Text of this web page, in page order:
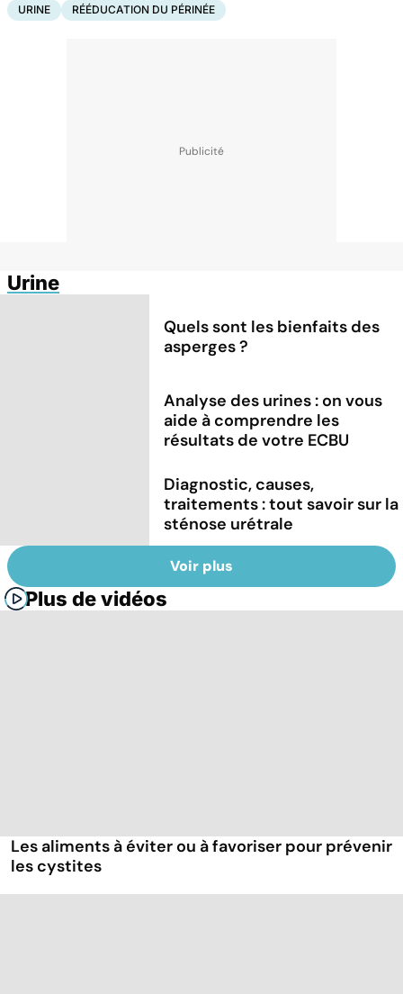
URINE RÉÉDUCATION DU PÉRINÉE
Urine
Quels sont les bienfaits des
asperges ?
Analyse des urines : on vous
aide à comprendre les
résultats de votre ECBU
Diagnostic, causes,
traitements : tout savoir sur la
sténose urétrale
Voir plus
Plus de vidéos
Les aliments à éviter ou à favoriser pour prévenir
les cystites